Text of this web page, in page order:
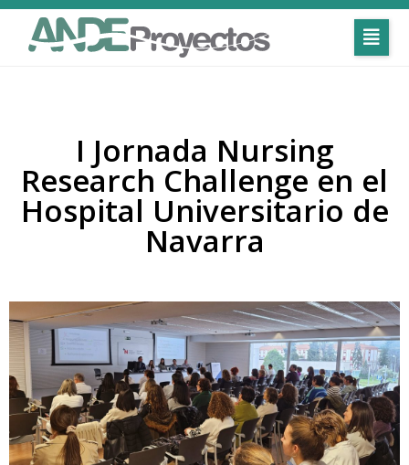
I Jornada Nursing
Research Challenge en el
Hospital Universitario de
Navarra